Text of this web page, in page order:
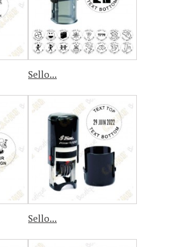
Sello...
Sello...